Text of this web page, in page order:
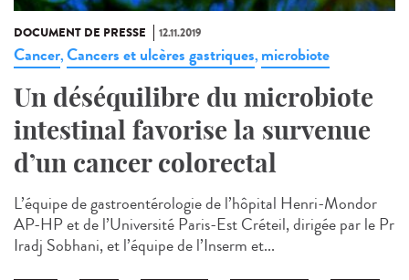
DOCUMENT DE PRESSE 12.11.2019
Cancer,Cancers et ulcères gastriques, microbiote
Un déséquilibre du microbiote
intestinal favorise la survenue
d’un cancer colorectal
L’équipe de gastroentérologie de l’hôpital Henri-Mondor
AP-HP et de l’Université Paris-Est Créteil, dirigée par le Pr
Iradj Sobhani, et l’équipe de l’Inserm et...